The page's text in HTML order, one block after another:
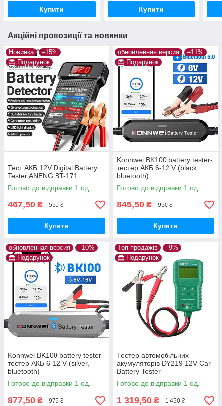
Купити Купити
Акційні пропозиції та новинки
Новинка
–15%
Подарунок
Тест АКБ 12V Digital Battery
Tester ANENG BT-171
Готово до відправки 1 од.
467,50 ₴ 550 ₴
Купити
обновленная версия
–11%
Подарунок
Konnwei BK100 battery tester-
тестер АКБ 6-12 V (black,
bluetooth)
Готово до відправки 1 од.
845,50 ₴ 950 ₴
Купити
обновленная версия
–10%
Подарунок
Konnwei BK100 battery tester-
тестер АКБ 6-12 V (silver,
bluetooth)
Готово до відправки 1 од.
877,50 ₴ 975 ₴
Топ продажів
–9%
Подарунок
Тестер автомобільних
акумуляторів DY219 12V Car
Battery Tester
Готово до відправки 1 од.
1 319,50 ₴ 1 450 ₴